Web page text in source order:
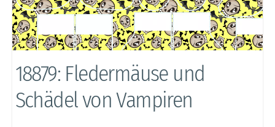
18879: Fledermäuse und
Schädel von Vampiren